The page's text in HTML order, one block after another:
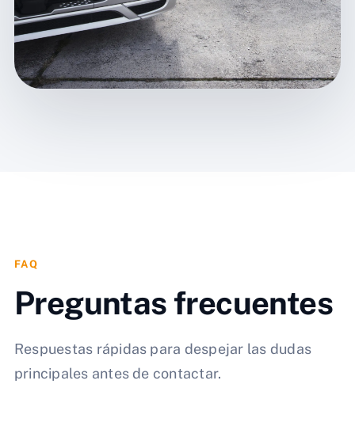
FAQ
Preguntas frecuentes
Respuestas rápidas para despejar las dudas
principales antes de contactar.